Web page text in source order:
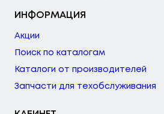
ИНФОРМАЦИЯ
Акции
Поиск по каталогам
Каталоги от производителей
Запчасти для техобслуживания